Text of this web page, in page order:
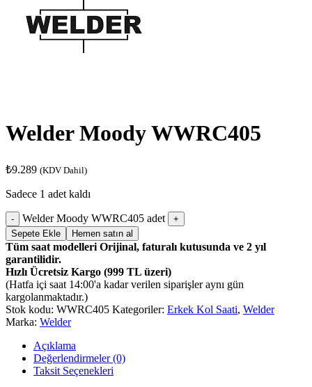
Welder Moody WWRC405
₺9.289 (KDV Dahil)
Sadece 1 adet kaldı
Welder Moody WWRC405 adet
Sepete Ekle Hemen satın al
Tüm saat modelleri Orijinal, faturalı kutusunda ve 2 yıl
garantilidir.
Hızlı Ücretsiz Kargo (999 TL üzeri)
(Hatfa içi saat 14:00'a kadar verilen siparişler aynı gün
kargolanmaktadır.)
Stok kodu: WWRC405 Kategoriler: Erkek Kol Saati, Welder
Marka: Welder
Açıklama
Değerlendirmeler (0)
Taksit Seçenekleri